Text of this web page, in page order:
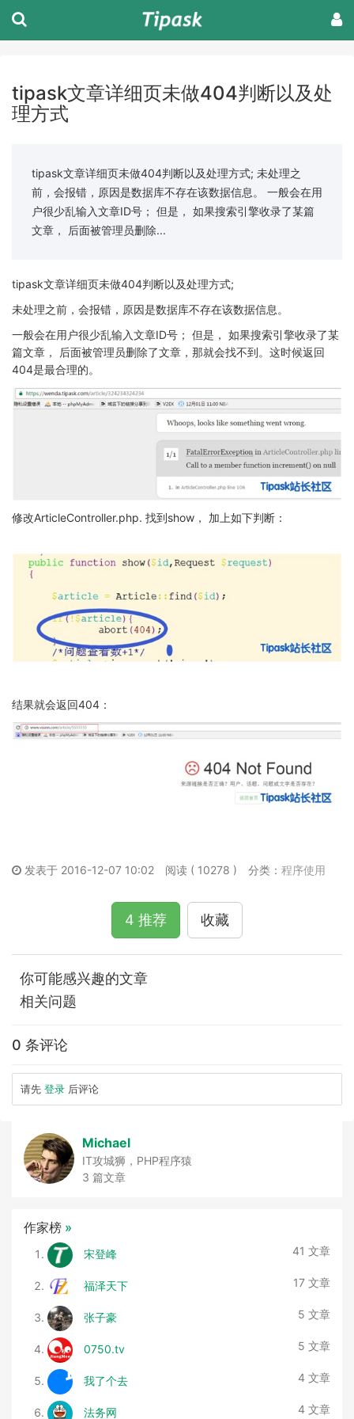
tipask文章详细页未做404判断以及处
理方式
tipask文章详细页未做404判断以及处理方式; 未处理之
前，会报错，原因是数据库不存在该数据信息。 一般会在用
户很少乱输入文章ID号； 但是， 如果搜索引擎收录了某篇
文章， 后面被管理员删除...
tipask文章详细页未做404判断以及处理方式;
未处理之前，会报错，原因是数据库不存在该数据信息。
一般会在用户很少乱输入文章ID号； 但是， 如果搜索引擎收录了某
篇文章， 后面被管理员删除了文章，那就会找不到。这时候返回
404是最合理的。
修改ArticleController.php. 找到 show ， 加上如下判断：
结果就会返回404：
发表于 2016-12-07 10:02 阅读 ( 10278 ) 分类： 程序使用
4 推荐 收藏
你可能感兴趣的文章
相关问题
0 条评论
请先 登录 后评论
Michael
IT攻城狮，PHP程序猿
3 篇文章
作家榜 »
宋登峰 41 文章
福泽天下 17 文章
张子豪 5 文章
0750.tv 5 文章
我了个去 4 文章
法务网 4 文章